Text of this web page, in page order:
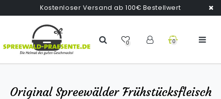
Kostenloser Versand ab 100€ Bestellwert
0 0
Original Spreewälder Frühstücksfleisch